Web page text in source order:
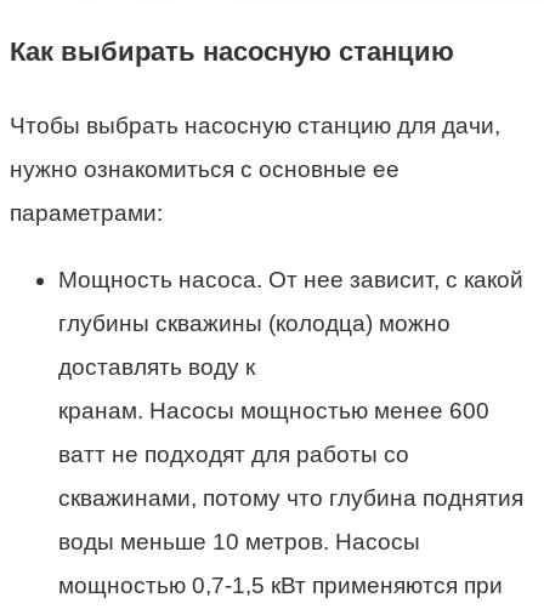
Как выбирать насосную станцию
Чтобы выбрать насосную станцию для дачи,
нужно ознакомиться с основные ее
параметрами:
Мощность насоса. От нее зависит, с какой
глубины скважины (колодца) можно
доставлять воду к
кранам. Насосы мощностью менее 600
ватт не подходят для работы со
скважинами, потому что глубина поднятия
воды меньше 10 метров. Насосы
мощностью 0,7-1,5 кВт применяются при